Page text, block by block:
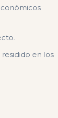
en los